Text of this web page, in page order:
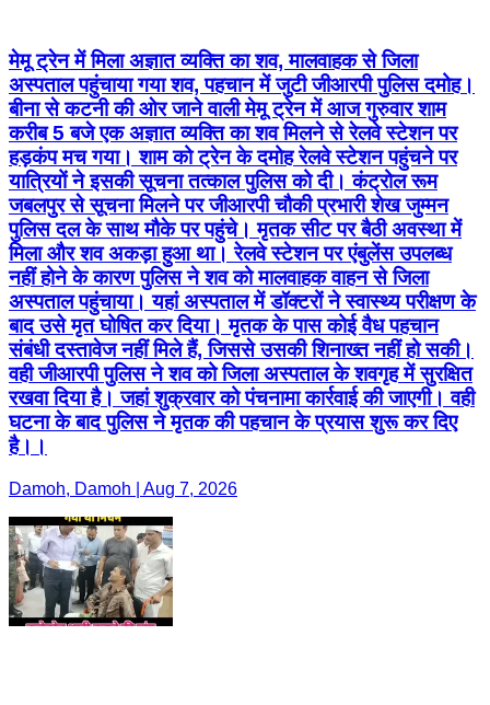
मेमू ट्रेन में मिला अज्ञात व्यक्ति का शव, मालवाहक से जिला
अस्पताल पहुंचाया गया शव, पहचान में जुटी जीआरपी पुलिस दमोह।
बीना से कटनी की ओर जाने वाली मेमू ट्रेन में आज गुरुवार शाम
करीब 5 बजे एक अज्ञात व्यक्ति का शव मिलने से रेलवे स्टेशन पर
हड़कंप मच गया। शाम को ट्रेन के दमोह रेलवे स्टेशन पहुंचने पर
यात्रियों ने इसकी सूचना तत्काल पुलिस को दी। कंट्रोल रूम
जबलपुर से सूचना मिलने पर जीआरपी चौकी प्रभारी शेख जुम्मन
पुलिस दल के साथ मौके पर पहुंचे। मृतक सीट पर बैठी अवस्था में
मिला और शव अकड़ा हुआ था। रेलवे स्टेशन पर एंबुलेंस उपलब्ध
नहीं होने के कारण पुलिस ने शव को मालवाहक वाहन से जिला
अस्पताल पहुंचाया। यहां अस्पताल में डॉक्टरों ने स्वास्थ्य परीक्षण के
बाद उसे मृत घोषित कर दिया। मृतक के पास कोई वैध पहचान
संबंधी दस्तावेज नहीं मिले हैं, जिससे उसकी शिनाख्त नहीं हो सकी।
वही जीआरपी पुलिस ने शव को जिला अस्पताल के शवगृह में सुरक्षित
रखवा दिया है। जहां शुक्रवार को पंचनामा कार्रवाई की जाएगी। वही
घटना के बाद पुलिस ने मृतक की पहचान के प्रयास शुरू कर दिए
है।।
Damoh, Damoh | Aug 7, 2026